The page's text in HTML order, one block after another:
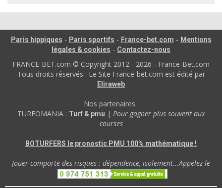
Paris hippiques - Paris sportifs - France-bet.com - Mentions
légales & cookies - Contactez-nous
FRANCE-BET.com © Copyright 2012 - 2026 - France-Bet.com
Tous droits réservés . Le Site France-bet.com est édité par
Eliraweb
Nos partenaires :
TURFOMANIA : Turf & pmu | Pour gagner plus souvent aux
courses
BOTURFERS le pronostic PMU 100% mathématique !
Jouer comporte des risques : dépendence, isolement...Appelez le